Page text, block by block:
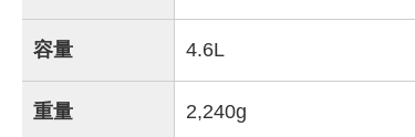
容量 4.6L
重量 2,240g